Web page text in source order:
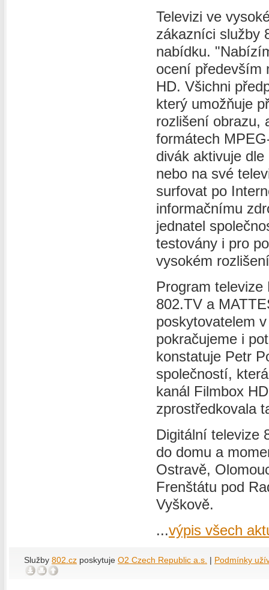
Televizi ve
zákazníci služby
nabídku.
ocení především
HD. Všichni
který umožňuje
rozlišení obrazu,
formátech
divák aktivuje
nebo na své
surfovat po
informačnímu
jednatel
testovány i pro
vysokém
Program
802.TV a
poskytovatelem
pokračujeme i
konstatuje Petr
společností,
kanál Filmbox
zprostředkovala
Digitální televize
do domu a
Ostravě,
Frenštátu pod
Vyškově.
...výpis všech
Služby 802.cz poskytuje O2 Czech Republic a.s. Podmínky